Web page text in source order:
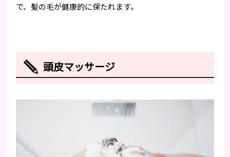
で、髪の毛が健康的に保たれます。
頭皮マッサージ